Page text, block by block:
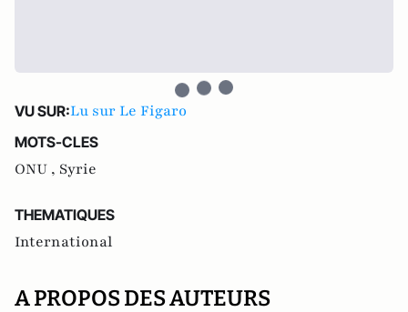
VU SUR:Lu sur Le Figaro
MOTS-CLES
ONU , Syrie
THEMATIQUES
International
A PROPOS DES AUTEURS